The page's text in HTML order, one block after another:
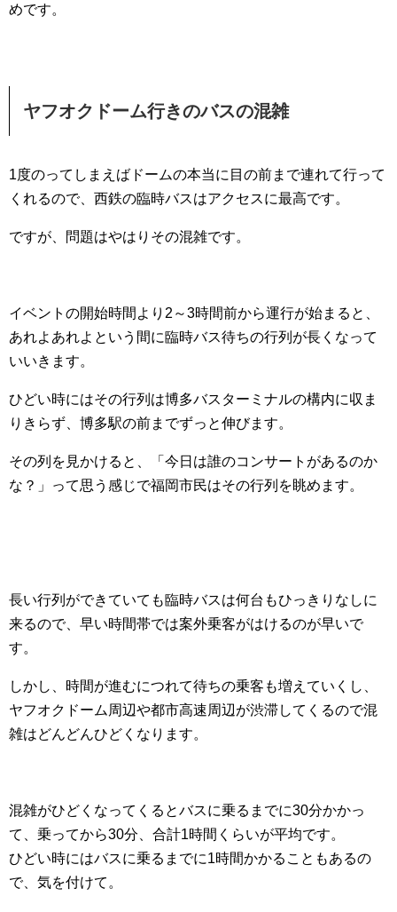
めです。
ヤフオクドーム行きのバスの混雑
1度のってしまえばドームの本当に目の前まで連れて行って
くれるので、西鉄の臨時バスはアクセスに最高です。
ですが、問題はやはりその混雑です。
イベントの開始時間より2～3時間前から運行が始まると、
あれよあれよという間に臨時バス待ちの行列が長くなって
いいきます。
ひどい時にはその行列は博多バスターミナルの構内に収ま
りきらず、博多駅の前までずっと伸びます。
その列を見かけると、「今日は誰のコンサートがあるのか
な？」って思う感じで福岡市民はその行列を眺めます。
長い行列ができていても臨時バスは何台もひっきりなしに
来るので、早い時間帯では案外乗客がはけるのが早いで
す。
しかし、時間が進むにつれて待ちの乗客も増えていくし、
ヤフオクドーム周辺や都市高速周辺が渋滞してくるので混
雑はどんどんひどくなります。
混雑がひどくなってくるとバスに乗るまでに30分かかっ
て、乗ってから30分、合計1時間くらいが平均です。
ひどい時にはバスに乗るまでに1時間かかることもあるの
で、気を付けて。